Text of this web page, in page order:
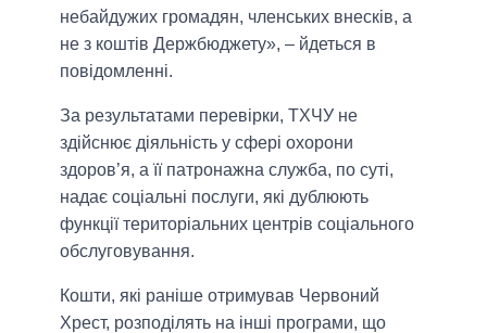
небайдужих громадян, членських внесків, а
не з коштів Держбюджету», – йдеться в
повідомленні.
За результатами перевірки, ТХЧУ не
здійснює діяльність у сфері охорони
здоров’я, а її патронажна служба, по суті,
надає соціальні послуги, які дублюють
функції територіальних центрів соціального
обслуговування.
Кошти, які раніше отримував Червоний
Хрест, розподілять на інші програми, що